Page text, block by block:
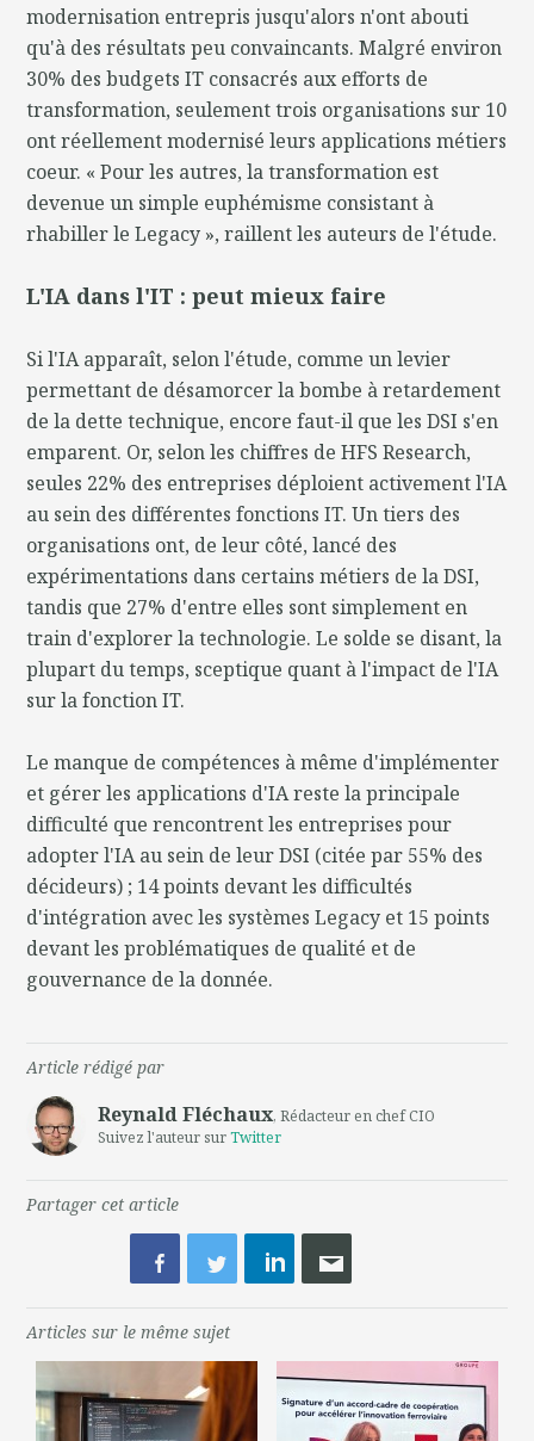
modernisation entrepris jusqu'alors n'ont abouti
qu'à des résultats peu convaincants. Malgré environ
30% des budgets IT consacrés aux efforts de
transformation, seulement trois organisations sur 10
ont réellement modernisé leurs applications métiers
coeur. « Pour les autres, la transformation est
devenue un simple euphémisme consistant à
rhabiller le Legacy », raillent les auteurs de l'étude.
L'IA dans l'IT : peut mieux faire
Si l'IA apparaît, selon l'étude, comme un levier
permettant de désamorcer la bombe à retardement
de la dette technique, encore faut-il que les DSI s'en
emparent. Or, selon les chiffres de HFS Research,
seules 22% des entreprises déploient activement l'IA
au sein des différentes fonctions IT. Un tiers des
organisations ont, de leur côté, lancé des
expérimentations dans certains métiers de la DSI,
tandis que 27% d'entre elles sont simplement en
train d'explorer la technologie. Le solde se disant, la
plupart du temps, sceptique quant à l'impact de l'IA
sur la fonction IT.
Le manque de compétences à même d'implémenter
et gérer les applications d'IA reste la principale
difficulté que rencontrent les entreprises pour
adopter l'IA au sein de leur DSI (citée par 55% des
décideurs) ; 14 points devant les difficultés
d'intégration avec les systèmes Legacy et 15 points
devant les problématiques de qualité et de
gouvernance de la donnée.
Article rédigé par
Reynald Fléchaux, Rédacteur en chef CIO
Suivez l'auteur surTwitter
Partager cet article
Articles sur le même sujet